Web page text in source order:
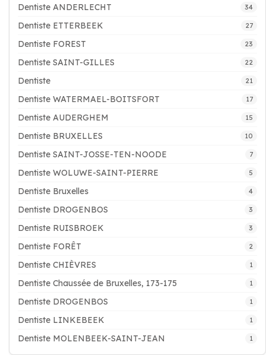
Dentiste ANDERLECHT 34
Dentiste ETTERBEEK 27
Dentiste FOREST 23
Dentiste SAINT-GILLES 22
Dentiste 21
Dentiste WATERMAEL-BOITSFORT 17
Dentiste AUDERGHEM 15
Dentiste BRUXELLES 10
Dentiste SAINT-JOSSE-TEN-NOODE 7
Dentiste WOLUWE-SAINT-PIERRE 5
Dentiste Bruxelles 4
Dentiste DROGENBOS 3
Dentiste RUISBROEK 3
Dentiste FORÊT 2
Dentiste CHIÈVRES 1
Dentiste Chaussée de Bruxelles, 173-175 1
Dentiste DROGENBOS 1
Dentiste LINKEBEEK 1
Dentiste MOLENBEEK-SAINT-JEAN 1